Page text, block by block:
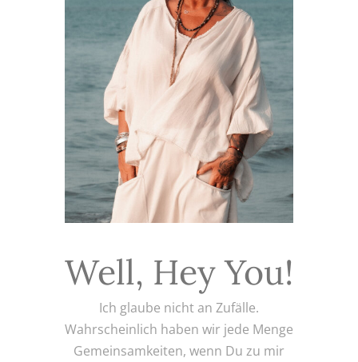
Well, Hey You!
Ich glaube nicht an Zufälle.
Wahrscheinlich haben wir jede Menge
Gemeinsamkeiten, wenn Du zu mir